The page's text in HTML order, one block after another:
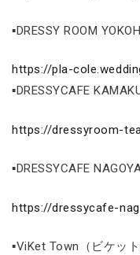
▪DRESSY ROOM
https://pla-
▪DRESSYCAFE
https://dressyroom-
▪DRESSYCAFE
https://dressycafe-
▪ViKet Town（ビケット